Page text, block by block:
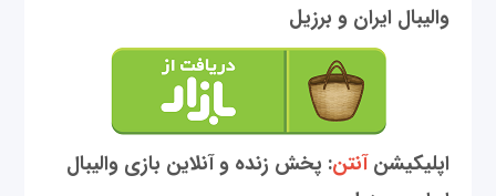
والیبال ایران و برزیل
اپلیکیشنآنتن: پخش زنده و آنلاین بازی والیبال